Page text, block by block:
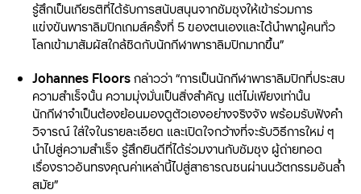
รู้สึกเป็นเกียรติที่ได้รับการสนับสนุนจากซัมซุงให้เข้าร่วมการ
แข่งขันพาราลิมปิกเกมส์ครั้งที่ 5ของตนเองและได้นำพาผู้คนทั่ว
โลกเข้ามาสัมผัสใกล้ชิดกับนักกีฬาพาราลิมปิกมากขึ้น”
Johannes Floorsกล่าวว่า “การเป็นนักกีฬาพาราลิมปิกที่ประสบ
ความสำเร็จนั้น ความมุ่งมั่นเป็นสิ่งสำคัญ แต่ไม่เพียงเท่านั้น
นักกีฬาจำเป็นต้องย้อนมองดูตัวเองอย่างจริงจัง พร้อมรับฟังคำ
วิจารณ์ ใส่ใจในรายละเอียด และเปิดใจกว้างที่จะรับวิธีการใหม่ ๆ
นำไปสู่ความสำเร็จ รู้สึกยินดีที่ได้ร่วมงานกับซัมซุง ผู้ถ่ายทอด
เรื่องราวอันทรงคุณค่าเหล่านี้ไปสู่สาธารณชนผ่านนวัตกรรมอันล้ำ
สมัย”